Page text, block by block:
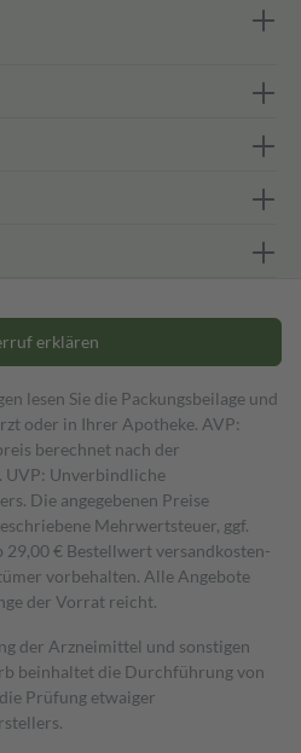
erklären
lesen Sie die Packungsbeilage und
oder in Ihrer Apotheke. AVP:
berechnet nach der
Unverbindliche
Die angegebenen Preise
Mehrwertsteuer, ggf.
29,00 € Bestell­wert versand­kosten­
vorbehalten. Alle Angebote
der Vorrat reicht.
der Arzneimittel und sonstigen
beinhaltet die Durchführung von
Prüfung etwaiger